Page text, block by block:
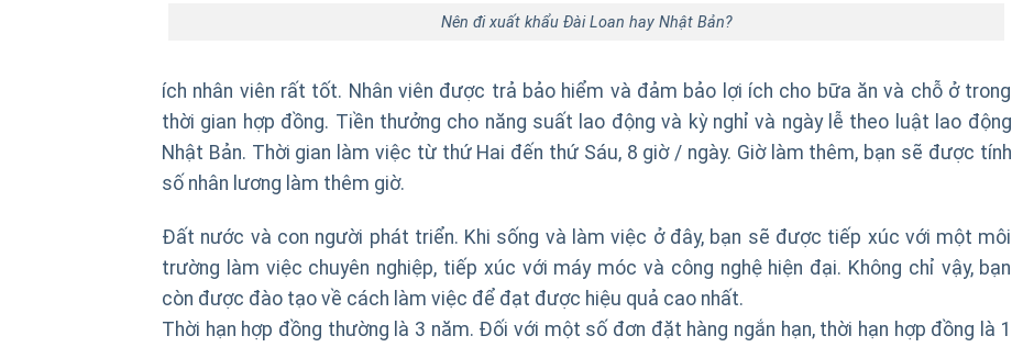
Nên đi xuất khẩu Đài Loan hay Nhật Bản?
ích nhân viên rất tốt. Nhân viên được trả bảo hiểm và đảm bảo lợi ích cho bữa ăn và chỗ ở trong
thời gian hợp đồng. Tiền thưởng cho năng suất lao động và kỳ nghỉ và ngày lễ theo luật lao động
Nhật Bản. Thời gian làm việc từ thứ Hai đến thứ Sáu, 8 giờ / ngày. Giờ làm thêm, bạn sẽ được tính
số nhân lương làm thêm giờ.
Đất nước và con người phát triển. Khi sống và làm việc ở đây, bạn sẽ được tiếp xúc với một môi
trường làm việc chuyên nghiệp, tiếp xúc với máy móc và công nghệ hiện đại. Không chỉ vậy, bạn
còn được đào tạo về cách làm việc để đạt được hiệu quả cao nhất.
Thời hạn hợp đồng thường là 3 năm. Đối với một số đơn đặt hàng ngắn hạn, thời hạn hợp đồng là 1